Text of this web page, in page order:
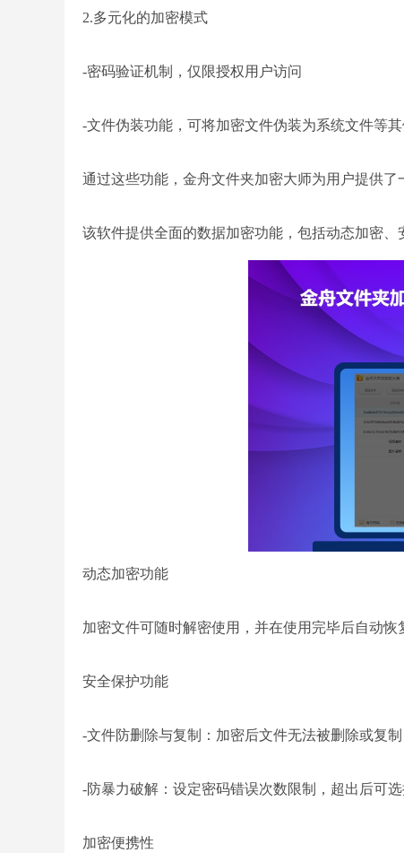
2.多元化的加密模式
-密码验证机制，仅限授权用户访问
-文件伪装功能，可将加密文件伪装为系统文件等
通过这些功能，金舟文件夹加密大师为用户提供了
该软件提供全面的数据加密功能，包括动态加密、
动态加密功能
加密文件可随时解密使用，并在使用完毕后自动恢
安全保护功能
-文件防删除与复制：加密后文件无法被删除或复
-防暴力破解：设定密码错误次数限制，超出后可
加密便携性